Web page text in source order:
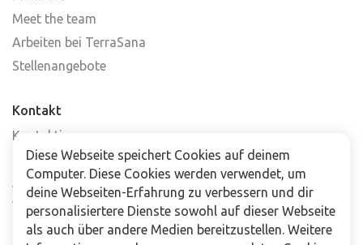
Meet the team
Arbeiten bei TerraSana
Stellenangebote
Kontakt
Kontaktiere uns
Häufig gestellte Fragen
Abonniere unseren Newsletter
Verkaufsstellen
Diese Webseite speichert Cookies auf deinem
Computer. Diese Cookies werden verwendet, um
deine Webseiten-Erfahrung zu verbessern und dir
personalisiertere Dienste sowohl auf dieser Webseite
als auch über andere Medien bereitzustellen. Weitere